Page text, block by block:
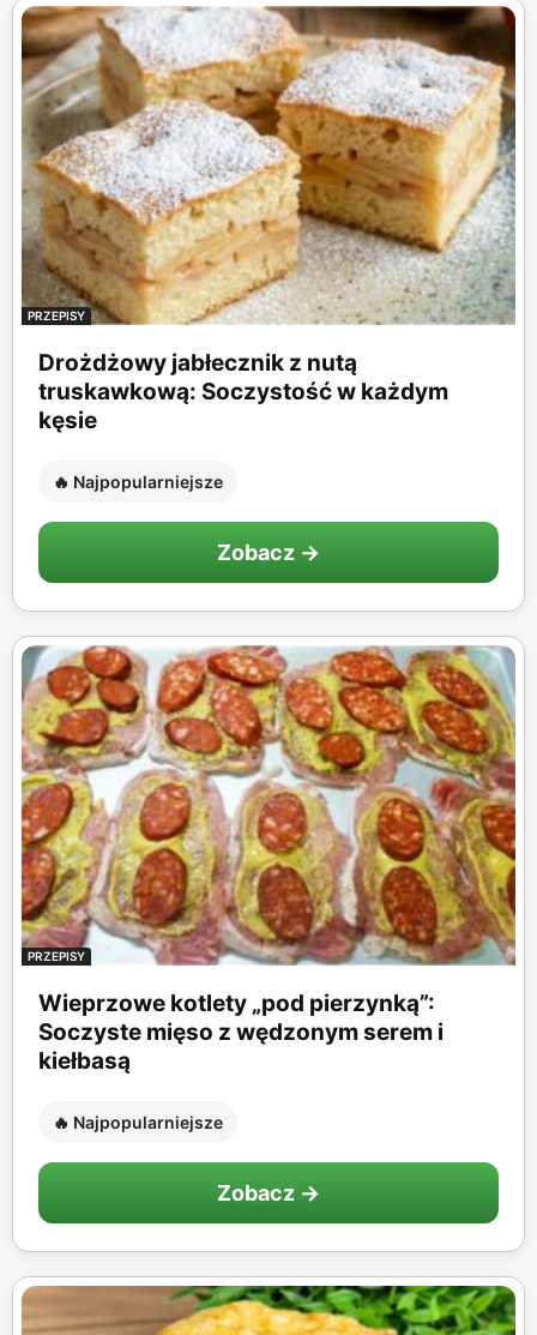
PRZEPISY
Drożdżowy jabłecznik z nutą
truskawkową: Soczystość w każdym
kęsie
🔥 Najpopularniejsze
Zobacz →
PRZEPISY
Wieprzowe kotlety „pod pierzynką”:
Soczyste mięso z wędzonym serem i
kiełbasą
🔥 Najpopularniejsze
Zobacz →